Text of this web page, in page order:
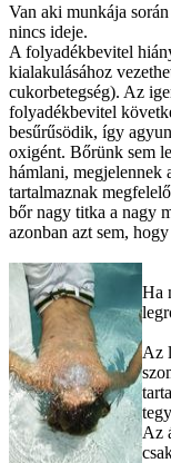
Van aki munkája
nincs ideje.
A folyadékbevitel
kialakulásához
cukorbetegség). Az
folyadékbevitel
besűrűsödik, így
oxigént. Bőrünk sem
hámlani, megjelennek
tartalmaznak
bőr nagy titka a nagy
azonban azt sem,
Ha
Az
Az